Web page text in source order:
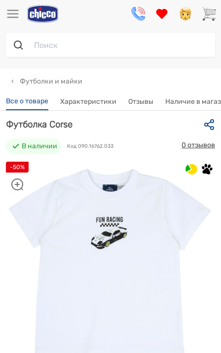
Футболки и майки
Все о товаре Характеристики Отзывы Наличие в
-50%
Футболка Corse
В наличии Код 090.16762.033 0 отзывов